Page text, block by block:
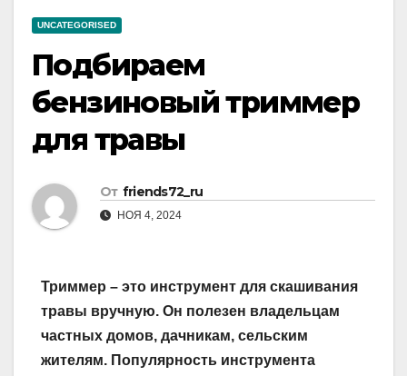
UNCATEGORISED
Подбираем
бензиновый триммер
для травы
От friends72_ru
НОЯ 4, 2024
Триммер – это инструмент для скашивания
травы вручную. Он полезен владельцам
частных домов, дачникам, сельским
жителям. Популярность инструмента